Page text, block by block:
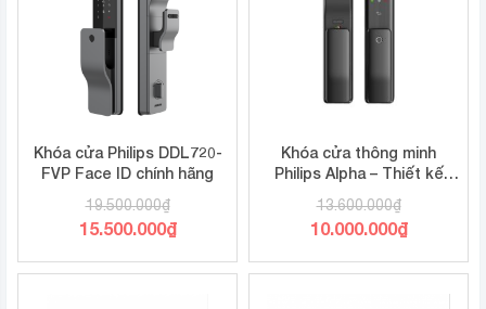
Khóa cửa Philips DDL720-
FVP Face ID chính hãng
19.500.000₫
Giá
là:
15.500.000₫
Giá
Khóa cửa thông minh
Philips Alpha – Thiết kế
bảo mật vượt trội
13.600.000₫
Giá
là:
13.600.000₫.
10.000.000₫
Giá